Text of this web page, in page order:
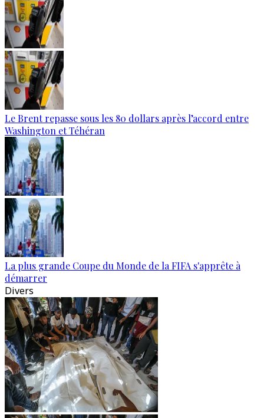
Le Brent repasse sous les 80 dollars après l’accord entre
Washington et Téhéran
La plus grande Coupe du Monde de la FIFA s'apprête à
démarrer
Divers